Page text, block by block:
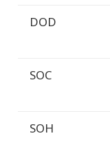
DOD
SOC
SOH